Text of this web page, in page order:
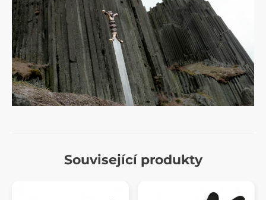
Související produkty